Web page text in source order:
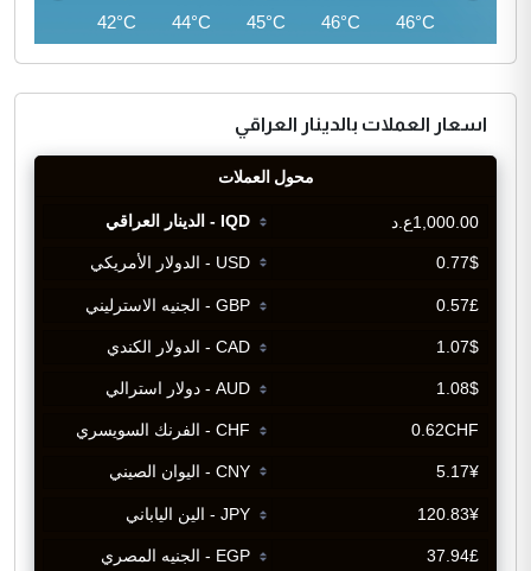
46°C
46°C
45°C
44°C
42°C
اسعار العملات بالدينار العراقي